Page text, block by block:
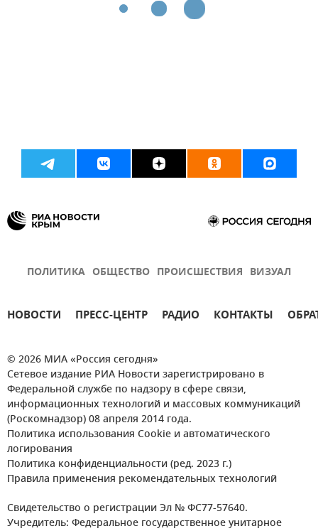
ПОЛИТИКА ОБЩЕСТВО ПРОИСШЕСТВИЯ ВИЗУАЛ
НОВОСТИ ПРЕСС-ЦЕНТР РАДИО КОНТАКТЫ
© 2026 МИА «Россия сегодня»
Сетевое издание РИА Новости зарегистрировано в
Федеральной службе по надзору в сфере связи,
информационных технологий и массовых коммуникаций
(Роскомнадзор) 08 апреля 2014 года.
Политика использования Cookie и автоматического
логирования
Политика конфиденциальности (ред. 2023 г.)
Правила применения рекомендательных технологий
Свидетельство о регистрации Эл № ФС77-57640.
Учредитель: Федеральное государственное унитарное